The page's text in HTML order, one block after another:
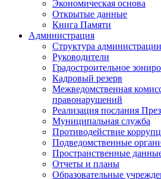
Экономическая основа
Открытые данные
Книга Памяти
Администрация
Структура администрации
Руководители
Градостроительное
Кадровый резерв
Межведомственная
правонарушений
Реализация послания
Муниципальная служба
Противодействие
Подведомственные
Пространственные
Отчеты и планы
Образовательные